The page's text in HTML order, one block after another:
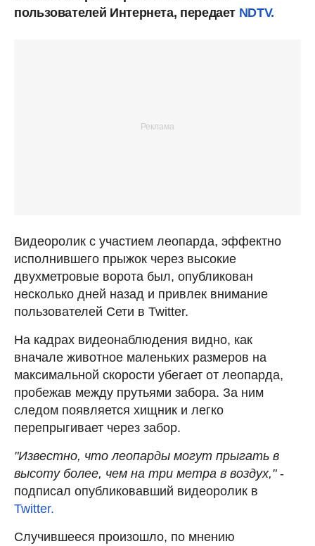
пользователей Интернета, передает NDTV.
Видеоролик с участием леопарда, эффектно
исполнившего прыжок через высокие
двухметровые ворота был, опубликован
несколько дней назад и привлек внимание
пользователей Сети в Twitter.
На кадрах видеонаблюдения видно, как
вначале животное маленьких размеров на
максимальной скорости убегает от леопарда,
пробежав между прутьями забора. За ним
следом появляется хищник и легко
перепрыгивает через забор.
"Известно, что леопарды могут прыгать в
высоту более, чем на три метра в воздух,"-
подписал опубликовавший видеоролик в
Twitter.
Случившееся произошло, по мнению